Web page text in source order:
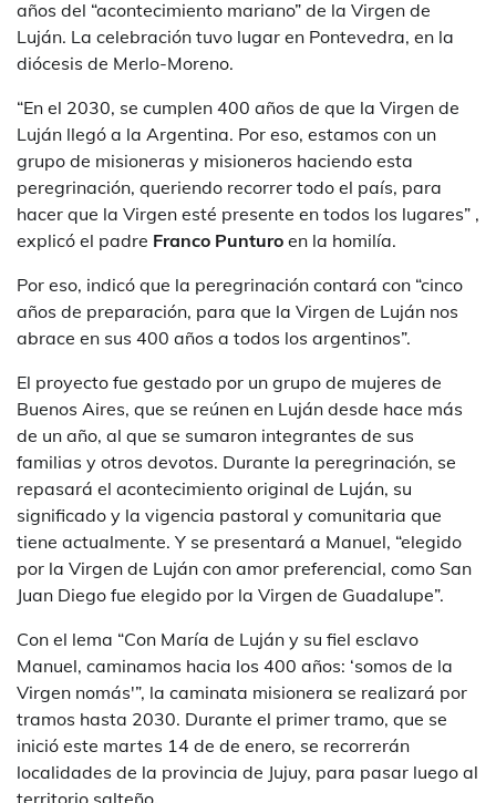
años del “acontecimiento mariano” de la Virgen de
Luján. La celebración tuvo lugar en Pontevedra, en la
diócesis de Merlo-Moreno.
“En el 2030, se cumplen 400 años de que la Virgen de
Luján llegó a la Argentina. Por eso, estamos con un
grupo de misioneras y misioneros haciendo esta
peregrinación, queriendo recorrer todo el país, para
hacer que la Virgen esté presente en todos los lugares” ,
explicó el padre Franco Punturo en la homilía.
Por eso, indicó que la peregrinación contará con “cinco
años de preparación, para que la Virgen de Luján nos
abrace en sus 400 años a todos los argentinos”.
El proyecto fue gestado por un grupo de mujeres de
Buenos Aires, que se reúnen en Luján desde hace más
de un año, al que se sumaron integrantes de sus
familias y otros devotos. Durante la peregrinación, se
repasará el acontecimiento original de Luján, su
significado y la vigencia pastoral y comunitaria que
tiene actualmente. Y se presentará a Manuel, “elegido
por la Virgen de Luján con amor preferencial, como San
Juan Diego fue elegido por la Virgen de Guadalupe”.
Con el lema “Con María de Luján y su fiel esclavo
Manuel, caminamos hacia los 400 años: ‘somos de la
Virgen nomás'”, la caminata misionera se realizará por
tramos hasta 2030. Durante el primer tramo, que se
inició este martes 14 de de enero, se recorrerán
localidades de la provincia de Jujuy, para pasar luego al
territorio salteño.